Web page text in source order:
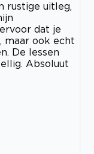
rustige uitleg,
dat je
maar ook echt
De lessen
Absoluut